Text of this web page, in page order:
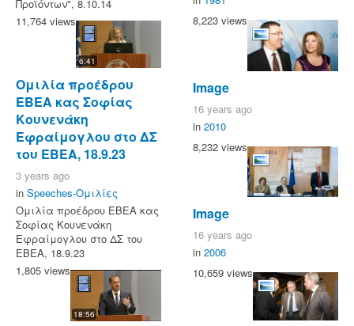
Προϊόντων", 8.10.14
11,764 views
6:41
Ομιλία προέδρου
ΕΒΕΑ κας Σοφίας
Κουνενάκη
Εφραίμογλου στο ΔΣ
του ΕΒΕΑ, 18.9.23
3 years ago
in Speeches-Ομιλίες
Ομιλία προέδρου ΕΒΕΑ κας
Σοφίας Κουνενάκη
Εφραίμογλου στο ΔΣ του
ΕΒΕΑ, 18.9.23
1,805 views
18:56
8,223 views
Image
16 years ago
in 2010
8,232 views
Image
16 years ago
in 2006
10,659 views